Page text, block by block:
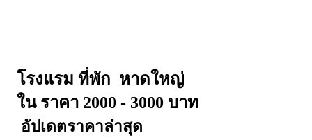
โรงแรม ที่พัก หาดใหญ่
ใน ราคา 2000 - 3000 บาท
อัปเดตราคาล่าสุด